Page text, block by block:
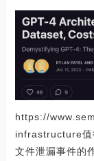
https://
infrastructure值
文件泄漏事件的